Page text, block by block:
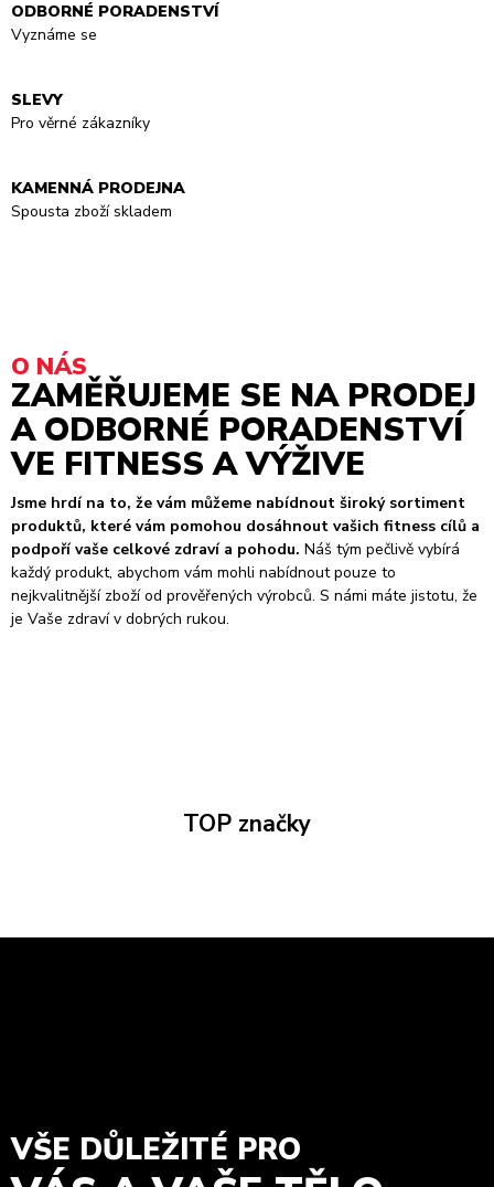
ODBORNÉ PORADENSTVÍ
Vyznáme se
SLEVY
Pro věrné zákazníky
KAMENNÁ PRODEJNA
Spousta zboží skladem
O NÁS
ZAMĚŘUJEME SE NA PRODEJ
A ODBORNÉ PORADENSTVÍ
VE FITNESS A VÝŽIVE
Jsme hrdí na to, že vám můžeme nabídnout široký sortiment
produktů, které vám pomohou dosáhnout vašich fitness cílů a
podpoří vaše celkové zdraví a pohodu. Náš tým pečlivě vybírá
každý produkt, abychom vám mohli nabídnout pouze to
nejkvalitnější zboží od prověřených výrobců. S námi máte jistotu, že
je Vaše zdraví v dobrých rukou.
TOP značky
VŠE DŮLEŽITÉ PRO